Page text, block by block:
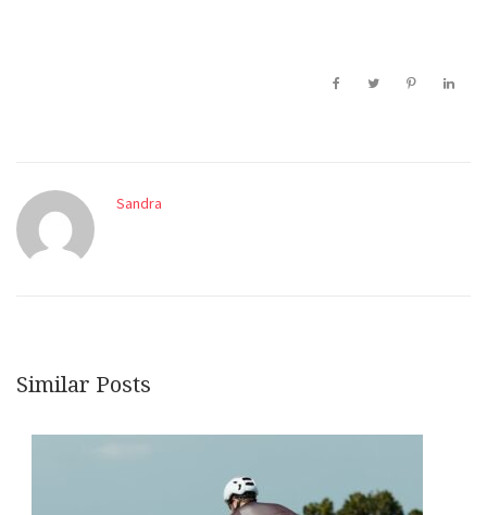
Sandra
Similar Posts